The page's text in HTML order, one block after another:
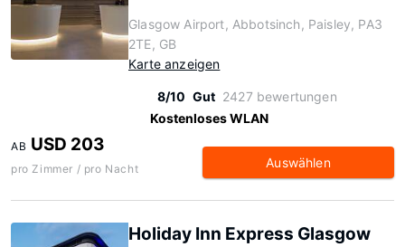
Glasgow Airport, Abbotsinch, Paisley, PA3
2TE, GB
Karte anzeigen
8/10 Gut 2427 bewertungen
Kostenloses WLAN
AB USD 203
pro Zimmer / pro Nacht Auswählen
Holiday Inn Express Glasgow